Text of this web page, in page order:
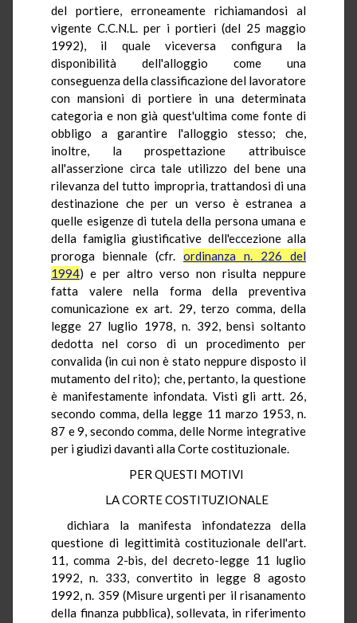
del portiere, erroneamente richiamandosi al
vigente C.C.N.L. per i portieri (del 25 maggio
1992), il quale viceversa configura la
disponibilità dell'alloggio come una
conseguenza della classificazione del lavoratore
con mansioni di portiere in una determinata
categoria e non già quest'ultima come fonte di
obbligo a garantire l'alloggio stesso; che,
inoltre, la prospettazione attribuisce
all'asserzione circa tale utilizzo del bene una
rilevanza del tutto impropria, trattandosi di una
destinazione che per un verso è estranea a
quelle esigenze di tutela della persona umana e
della famiglia giustificative dell'eccezione alla
proroga biennale (cfr. ordinanza n. 226 del
1994) e per altro verso non risulta neppure
fatta valere nella forma della preventiva
comunicazione ex art. 29, terzo comma, della
legge 27 luglio 1978, n. 392, bensì soltanto
dedotta nel corso di un procedimento per
convalida (in cui non è stato neppure disposto il
mutamento del rito); che, pertanto, la questione
è manifestamente infondata. Visti gli artt. 26,
secondo comma, della legge 11 marzo 1953, n.
87 e 9, secondo comma, delle Norme integrative
per i giudizi davanti alla Corte costituzionale.
PER QUESTI MOTIVI
LA CORTE COSTITUZIONALE
dichiara la manifesta infondatezza della
questione di legittimità costituzionale dell'art.
11, comma 2-bis, del decreto-legge 11 luglio
1992, n. 333, convertito in legge 8 agosto
1992, n. 359 (Misure urgenti per il risanamento
della finanza pubblica), sollevata, in riferimento